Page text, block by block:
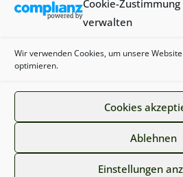
Cookie-Zustimmung
verwalten
Wir verwenden Cookies, um unsere
optimieren.
Cookies
Ablehnen
Einstellungen
Buch
Kontakt